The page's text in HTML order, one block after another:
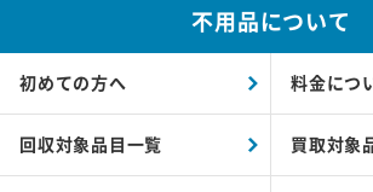
不用品について
初めての方へ 料金につ
回収対象品目一覧 買取対象